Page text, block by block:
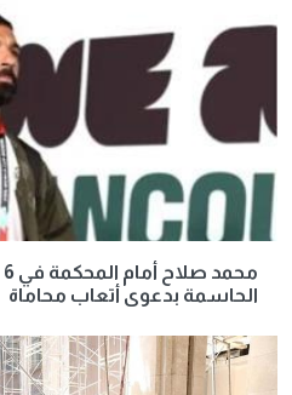
الحاسمة بدعوى أتعاب محاماة